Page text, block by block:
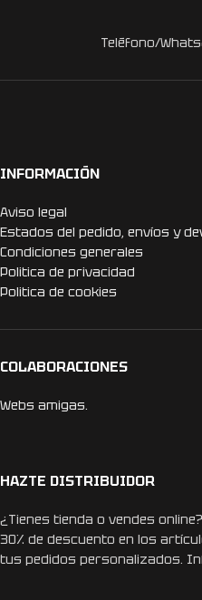
Teléfono/
INFORMACIÓN
Aviso legal
Estados del pedido, envíos y
Condiciones generales
Politica de privacidad
Politica de cookies
COLABORACIONES
Webs amigas.
HAZTE DISTRIBUIDOR
¿Tienes tienda o vendes
30% de descuento en los
tus pedidos personalizados.